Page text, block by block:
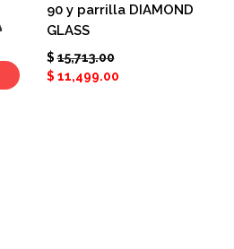
90 y parrilla DIAMOND
GLASS
$ 15,713.00
$ 11,499.00